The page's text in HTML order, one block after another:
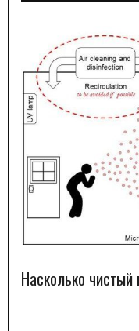
Насколько